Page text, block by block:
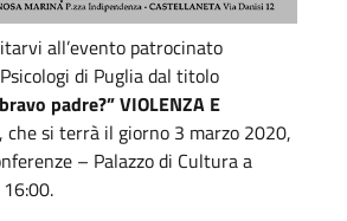
all’evento patrocinato
di Puglia dal titolo
padre?” VIOLENZA E
, che si terrà il giorno 3 marzo 2020,
– Palazzo di Cultura a